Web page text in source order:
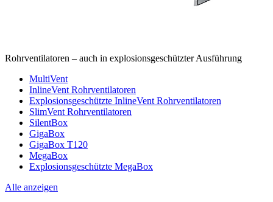
Rohrventilatoren – auch in explosionsgeschützter Ausführung
MultiVent
InlineVent Rohrventilatoren
Explosionsgeschützte InlineVent Rohrventilatoren
SlimVent Rohrventilatoren
SilentBox
GigaBox
GigaBox T120
MegaBox
Explosionsgeschützte MegaBox
Alle anzeigen